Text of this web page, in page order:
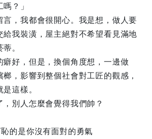
？」
言，我都會很開心。我是想，做人要
給我裝潢，屋主絕對不希望看見滿地
。
癖好，但是，換個角度想，一邊做
，影響到整個社會對工匠的觀感，
這樣。
別人怎麼會覺得我們帥？
恥的是你沒有面對的勇氣